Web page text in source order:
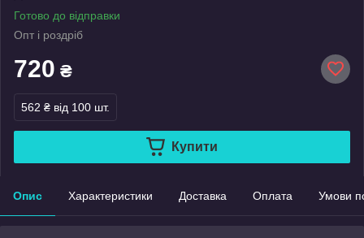
Готово до відправки
Опт і роздріб
720 ₴
562 ₴ від 100 шт.
Купити
Опис Характеристики Доставка Оплата Умови